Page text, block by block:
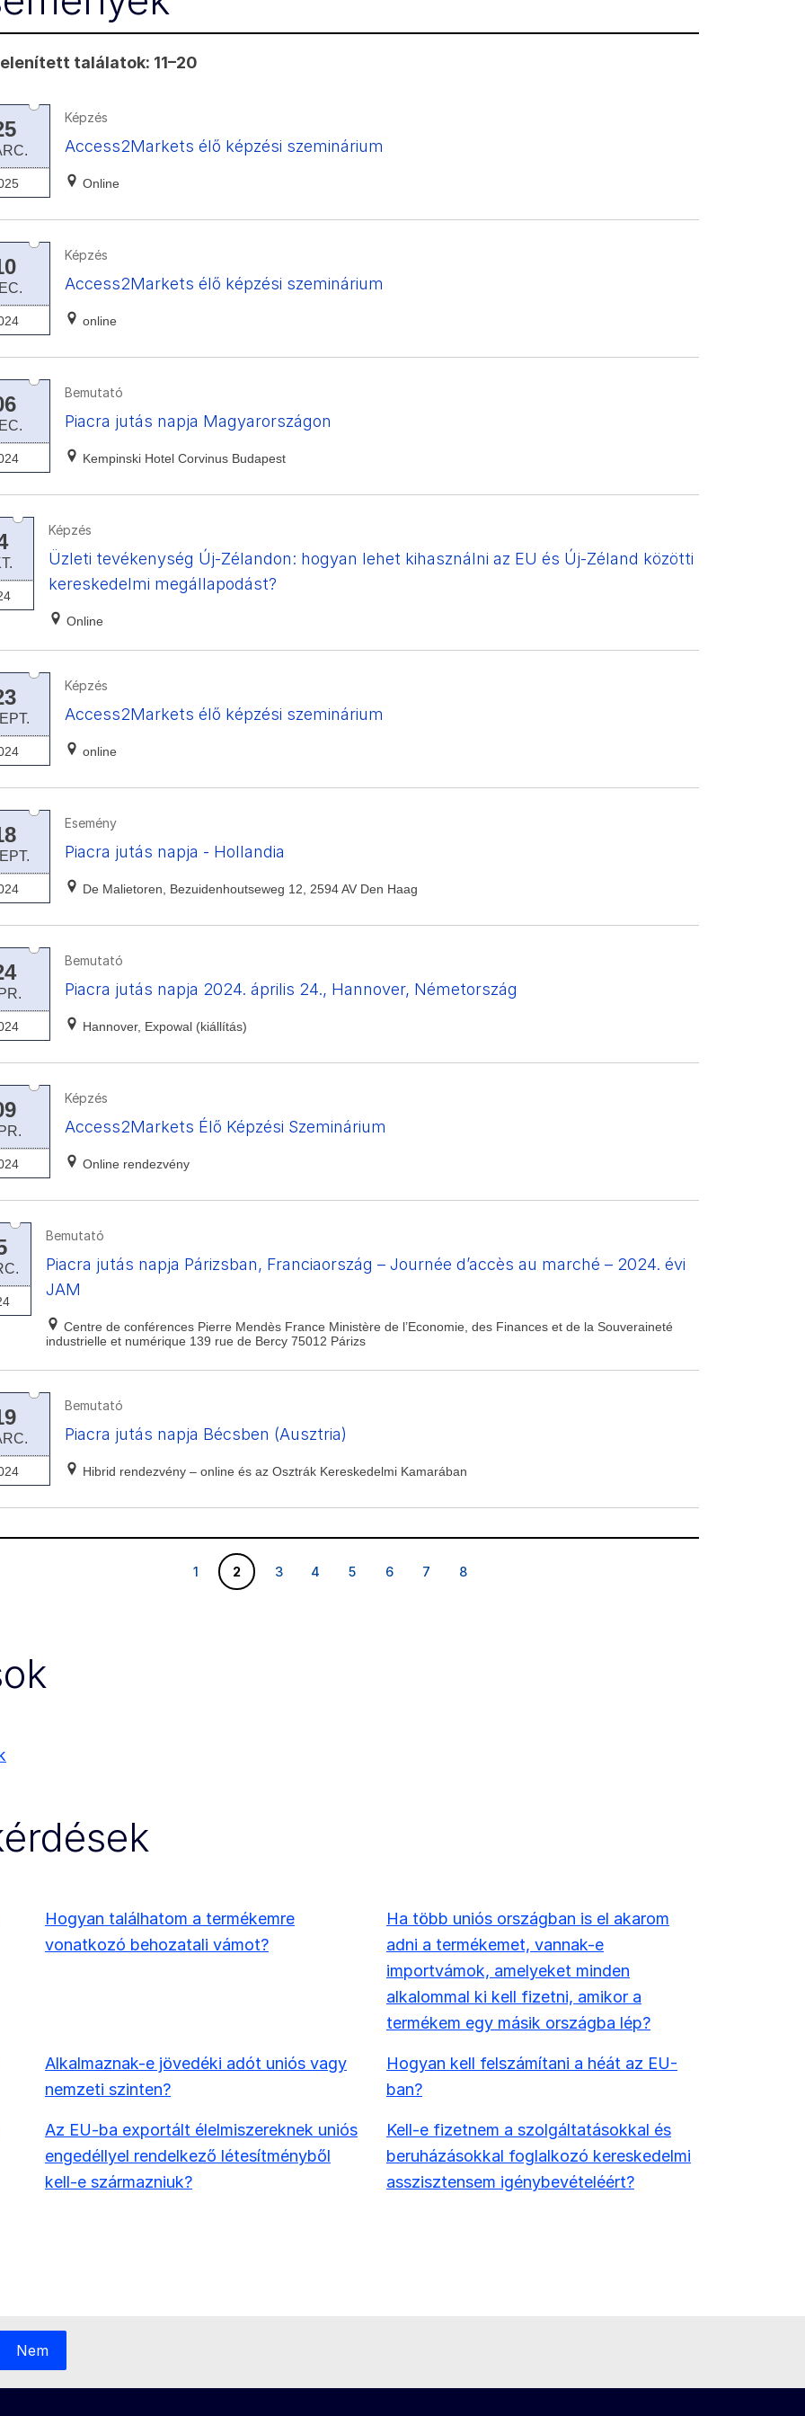
találatok: 11–20
Képzés
Access2Markets élő képzési szeminárium
Online
Képzés
Access2Markets élő képzési szeminárium
online
Bemutató
Piacra jutás napja Magyarországon
Kempinski Hotel Corvinus Budapest
Képzés
Üzleti tevékenység Új-Zélandon: hogyan lehet kihasználni az EU és Új-Zéland közötti
kereskedelmi megállapodást?
Online
Képzés
Access2Markets élő képzési szeminárium
online
Esemény
Piacra jutás napja - Hollandia
De Malietoren, Bezuidenhoutseweg 12, 2594 AV Den Haag
Bemutató
Piacra jutás napja 2024. április 24., Hannover, Németország
Hannover, Expowal (kiállítás)
Képzés
Access2Markets Élő Képzési Szeminárium
Online rendezvény
Bemutató
Piacra jutás napja Párizsban, Franciaország – Journée d’accès au marché – 2024. évi
JAM
Centre de conférences Pierre Mendès France Ministère de l’Economie, des Finances et de la Souveraineté
industrielle et numérique 139 rue de Bercy 75012 Párizs
Bemutató
Piacra jutás napja Bécsben (Ausztria)
Hibrid rendezvény – online és az Osztrák Kereskedelmi Kamarában
1
1 2
2 3
3 4
4 5
5 6
6 7
7 8
8
Hogyan találhatom a termékemre
vonatkozó behozatali vámot?
Ha több uniós országban is el akarom
adni a termékemet, vannak-e
importvámok, amelyeket minden
alkalommal ki kell fizetni, amikor a
termékem egy másik országba lép?
Alkalmaznak-e jövedéki adót uniós vagy
nemzeti szinten?
Hogyan kell felszámítani a héát az EU-
ban?
Az EU-ba exportált élelmiszereknek uniós
engedéllyel rendelkező létesítményből
kell-e származniuk?
Kell-e fizetnem a szolgáltatásokkal és
beruházásokkal foglalkozó kereskedelmi
asszisztensem igénybevételéért?
Nem